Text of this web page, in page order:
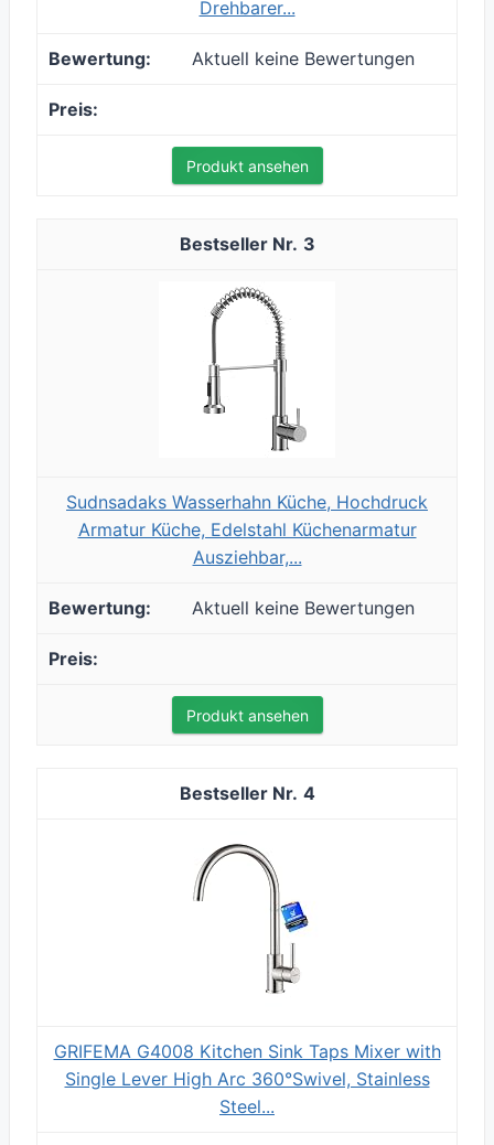
Drehbarer...
Aktuell keine Bewertungen
Produkt ansehen
3
Sudnsadaks Wasserhahn Küche, Hochdruck
Armatur Küche, Edelstahl Küchenarmatur
Ausziehbar,...
Aktuell keine Bewertungen
Produkt ansehen
4
GRIFEMA G4008 Kitchen Sink Taps Mixer with
Single Lever High Arc 360°Swivel, Stainless
Steel...